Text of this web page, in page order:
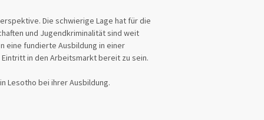
Die schwierige Lage hat für die
und Jugendkriminalität sind weit
eine fundierte Ausbildung in einer
in den Arbeitsmarkt bereit zu sein.
Lesotho bei ihrer Ausbildung.